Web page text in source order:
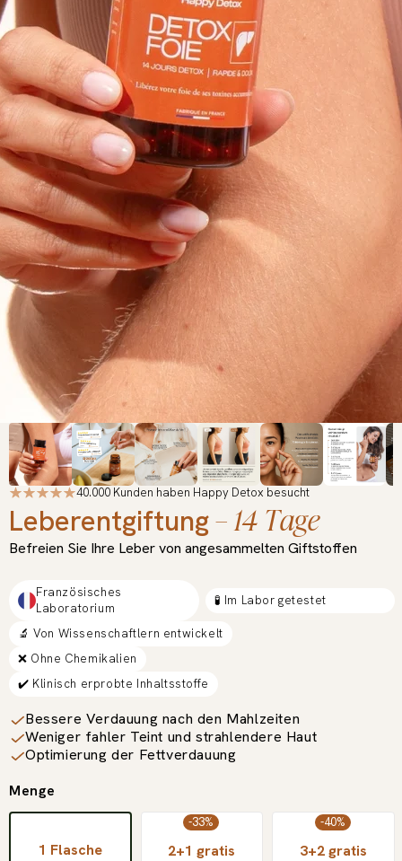
40.000 Kunden haben Happy Detox besucht
Leberentgiftung– 14 Tage
Befreien Sie Ihre Leber von angesammelten Giftstoffen
Französisches
Laboratorium
🧪 Im Labor getestet
🔬 Von Wissenschaftlern entwickelt
❌ Ohne Chemikalien
✔️ Klinisch erprobte Inhaltsstoffe
Bessere Verdauung nach den Mahlzeiten
Weniger fahler Teint und strahlendere Haut
Optimierung der Fettverdauung
Menge
1 Flasche
-33%
2+1 gratis
-40%
3+2 gratis